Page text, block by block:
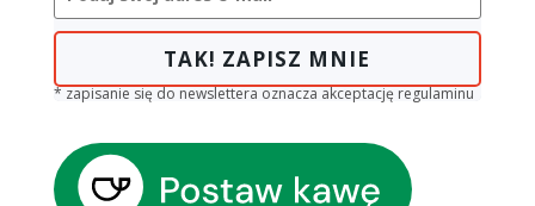
TAK! ZAPISZ MNIE
* zapisanie się do newslettera oznacza akceptację regulaminu